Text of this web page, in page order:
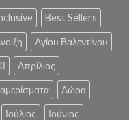
Best Sellers
Αγίου Βαλεντίνου
Απρίλιος
Δώρα
Ιούλιος Ιούνιος